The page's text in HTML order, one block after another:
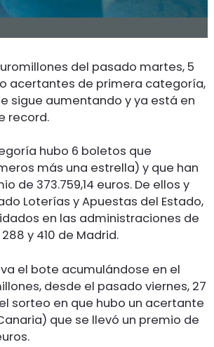
del pasado martes, 5
acertantes de primera categoría,
sigue aumentando y ya está en
record.
hubo 6 boletos que
más una estrella) y que han
de 373.759,14 euros. De ellos y
Loterías y Apuestas del Estado,
en las administraciones de
y 410 de Madrid.
el bote acumulándose en el
desde el pasado viernes, 27
sorteo en que hubo un acertante
que se llevó un premio de